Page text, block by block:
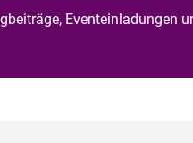
Eventeinladungen